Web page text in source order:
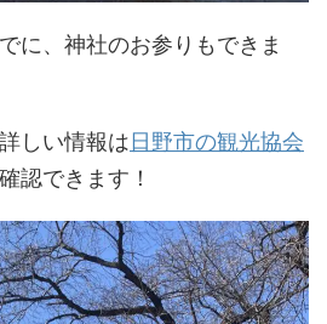
に、神社のお参りもできま
しい情報は日野市の観光協会
認できます！